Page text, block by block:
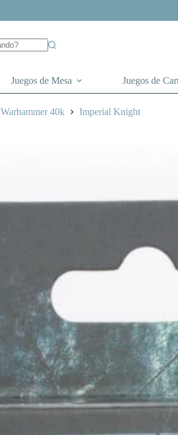
Juegos de Mesa Juegos de
Warhammer 40k Imperial Knight